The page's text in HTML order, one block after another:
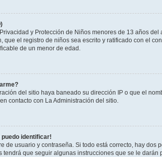
y Protección de Niños menores de 13 años
que el registro de niños sea escrito y ratificado con el
de un menor de edad.
del sitio haya baneado su dirección IP o que el
contacto con La Administración del sitio.
puedo identificar!
de usuario y contraseña. Si todo está correcto, hay
tendrá que seguir algunas instrucciones que se le